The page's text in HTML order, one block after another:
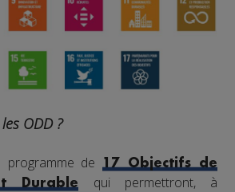
ODD ?
programme de17 Objectifs de
Durable
qui permettront, à